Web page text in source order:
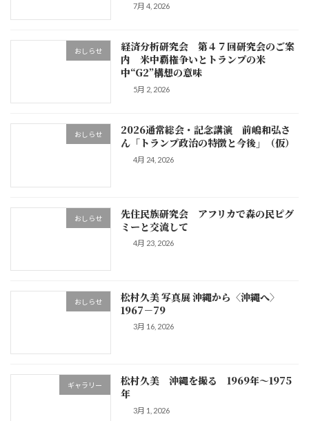
7月 4, 2026
おしらせ
経済分析研究会 第４７回研究会のご案
内 米中覇権争いとトランプの米
中“G2”構想の意味
5月 2, 2026
おしらせ
2026通常総会・記念講演 前嶋和弘さ
ん「トランプ政治の特徴と今後」（仮）
4月 24, 2026
おしらせ
先住民族研究会 アフリカで森の民ピグ
ミーと交流して
4月 23, 2026
おしらせ
松村久美 写真展 沖縄から〈沖縄へ〉
1967－79
3月 16, 2026
ギャラリー
松村久美 沖縄を撮る 1969年～1975
年
3月 1, 2026